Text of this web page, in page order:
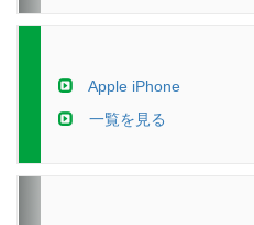
Apple iPhone
一覧を見る